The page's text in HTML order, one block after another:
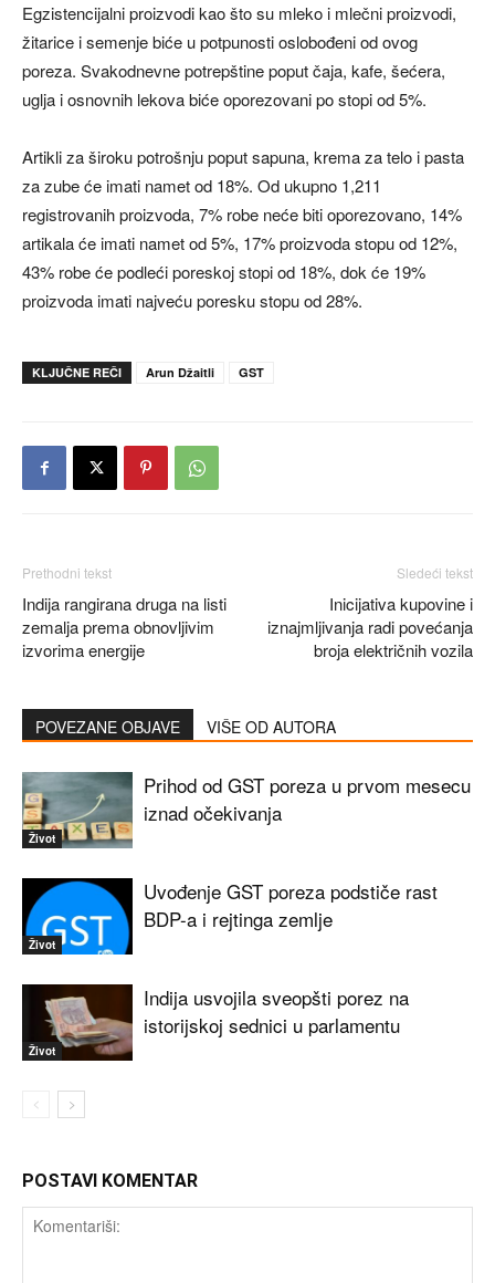
Egzistencijalni proizvodi kao što su mleko i mlečni proizvodi,
žitarice i semenje biće u potpunosti oslobođeni od ovog
poreza. Svakodnevne potrepštine poput čaja, kafe, šećera,
uglja i osnovnih lekova biće oporezovani po stopi od 5%.
Artikli za široku potrošnju poput sapuna, krema za telo i pasta
za zube će imati namet od 18%. Od ukupno 1,211
registrovanih proizvoda, 7% robe neće biti oporezovano, 14%
artikala će imati namet od 5%, 17% proizvoda stopu od 12%,
43% robe će podleći poreskoj stopi od 18%, dok će 19%
proizvoda imati najveću poresku stopu od 28%.
KLJUČNE REČI Arun Džaitli GST
Prethodni tekst
Indija rangirana druga na listi
zemalja prema obnovljivim
izvorima energije
Sledeći tekst
Inicijativa kupovine i
iznajmljivanja radi povećanja
broja električnih vozila
POVEZANE OBJAVE VIŠE OD AUTORA
Život
Prihod od GST poreza u prvom mesecu
iznad očekivanja
Život
Uvođenje GST poreza podstiče rast
BDP-a i rejtinga zemlje
Život
Indija usvojila sveopšti porez na
istorijskoj sednici u parlamentu
POSTAVI KOMENTAR